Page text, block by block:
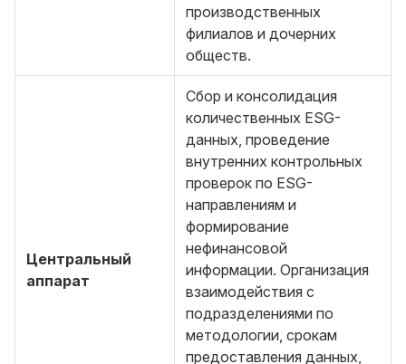
производственных
филиалов и дочерних
обществ.
Центральный
аппарат
Сбор и консолидация
количественных ESG-
данных, проведение
внутренних контрольных
проверок по ESG-
направлениям и
формирование
нефинансовой
информации. Организация
взаимодействия с
подразделениями по
методологии, срокам
предоставления данных,